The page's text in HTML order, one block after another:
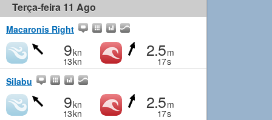
Terça-feira 11 Ago
Macaronis Right
9kn
13kn
2.5m
17s
Silabu
9kn
13kn
2.5m
17s